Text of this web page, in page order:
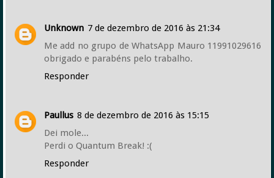
Unknown 7 de dezembro de 2016 às 21:34
Me add no grupo de WhatsApp Mauro 11991029616
obrigado e parabéns pelo trabalho.
Responder
Paullus 8 de dezembro de 2016 às 15:15
Dei mole...
Perdi o Quantum Break! :(
Responder